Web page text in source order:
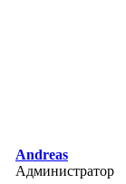
Andreas
Администратор